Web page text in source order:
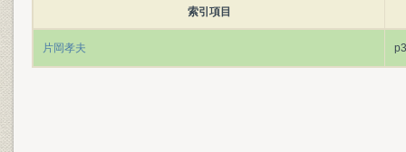
索引項目
片岡孝夫